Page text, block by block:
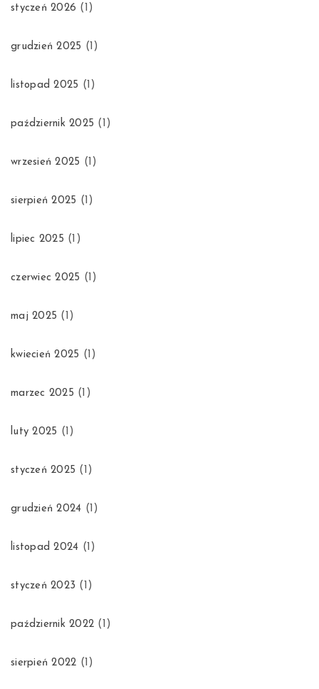
styczeń 2026 (1)
grudzień 2025 (1)
listopad 2025 (1)
październik 2025 (1)
wrzesień 2025 (1)
sierpień 2025 (1)
lipiec 2025 (1)
czerwiec 2025 (1)
maj 2025 (1)
kwiecień 2025 (1)
marzec 2025 (1)
luty 2025 (1)
styczeń 2025 (1)
grudzień 2024 (1)
listopad 2024 (1)
styczeń 2023 (1)
październik 2022 (1)
sierpień 2022 (1)